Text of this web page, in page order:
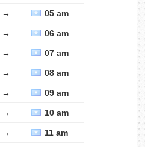
→ 05 am
→ 06 am
→ 07 am
→ 08 am
→ 09 am
→ 10 am
→ 11 am